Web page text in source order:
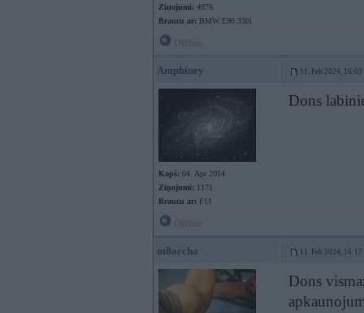
Ziņojumi: 4976
Braucu ar: BMW E90 330i
Amphiney 11. Feb 2024, 16:03
Kopš: 04. Apr 2014
Ziņojumi: 1171
Braucu ar: F11
Dons
m8archa 11. Feb 2024, 16:17
Dons